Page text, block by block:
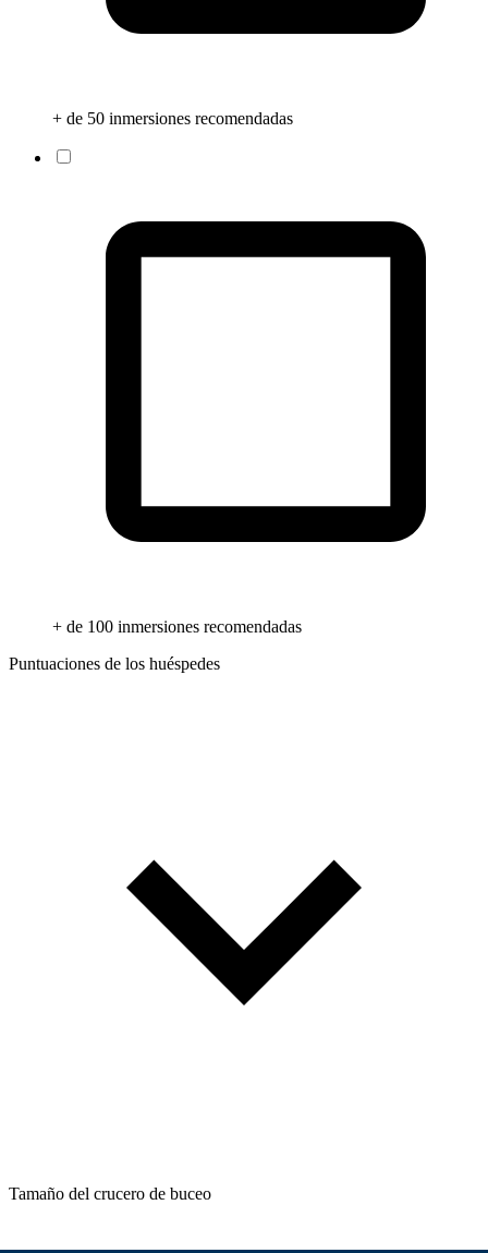
+ de 50 inmersiones recomendadas
+ de 100 inmersiones recomendadas
Puntuaciones de los huéspedes
Tamaño del crucero de buceo